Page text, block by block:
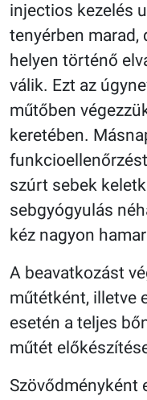
injectios kezelés
tenyérben marad,
helyen történő
válik. Ezt az
műtőben
keretében.
szúrt sebek
sebgyógyulás
kéz nagyon
A beavatkozást
műtétként, illetve
esetén a teljes
műtét
Szövődményként